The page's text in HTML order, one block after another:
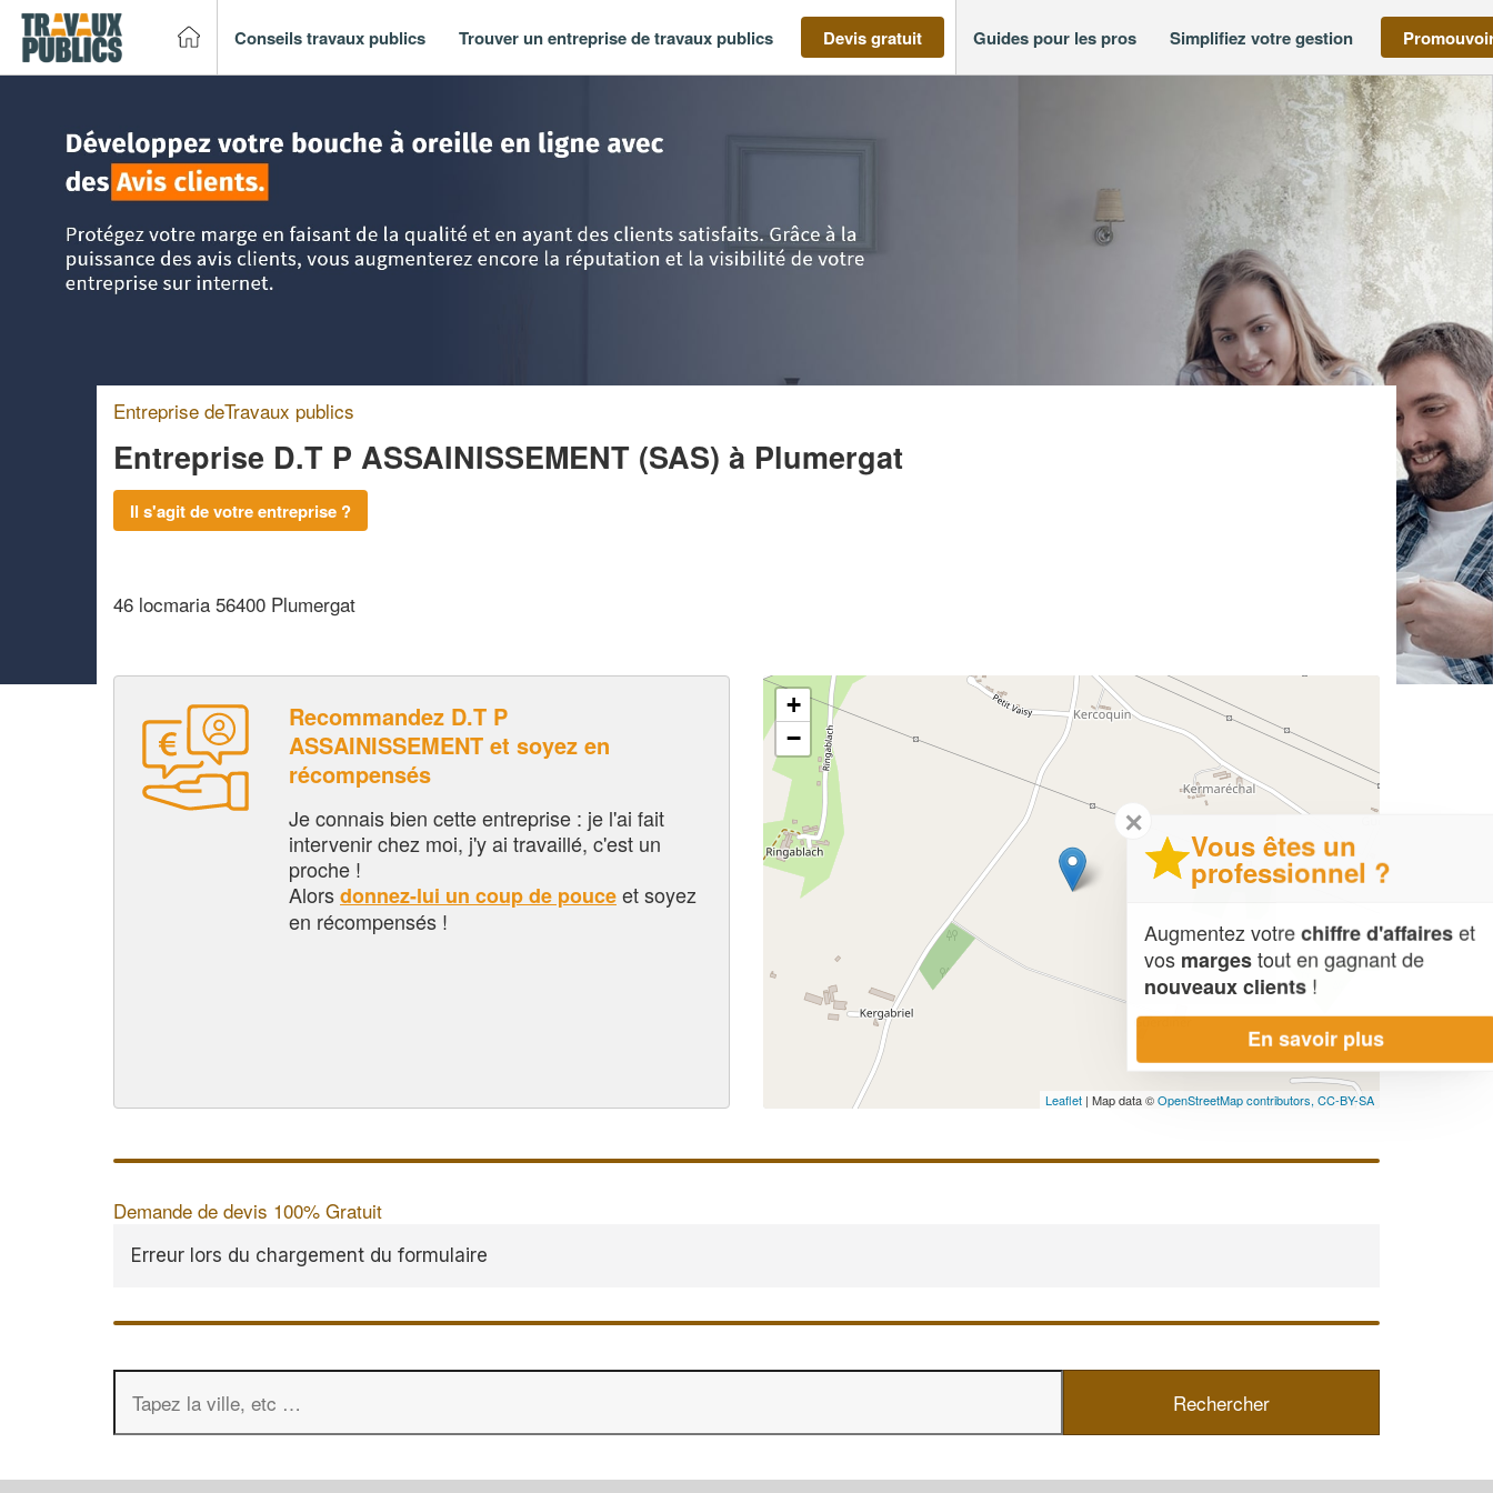
Conseils travaux publics Trouver un entreprise de travaux publics Devis gratuit Guides pour les pros Simplifiez votre gestion
Entreprise deTravaux publics
Entreprise D.T P ASSAINISSEMENT (SAS) à Plumergat
Il s'agit de votre entreprise ?
46 locmaria 56400 Plumergat
Recommandez D.T P
ASSAINISSEMENT et soyez en
récompensés
Je connais bien cette entreprise : je l'ai fait
intervenir chez moi, j'y ai travaillé, c'est un
proche !
Alorsdonnez-lui un coup de pouceet soyez
en récompensés !
+
−
Leaflet | Map data ©OpenStreetMap contributors, CC-BY-SA
Demande de devis 100% Gratuit
Erreur lors du chargement du formulaire
✕
Vous êtes un
professionnel ?
Augmentez votrechiffre d'affaireset
vosmargestout en gagnant de
nouveaux clients!
En savoir plus